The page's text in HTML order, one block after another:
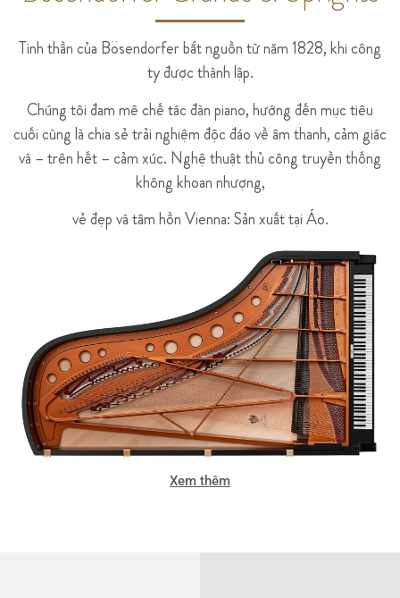
Tinh thần của Bösendorfer bắt nguồn từ năm 1828, khi công
ty được thành lập.
Chúng tôi đam mê chế tác đàn piano, hướng đến mục tiêu
cuối cùng là chia sẻ trải nghiệm độc đáo về âm thanh, cảm giác
và – trên hết – cảm xúc. Nghệ thuật thủ công truyền thống
không khoan nhượng,
vẻ đẹp và tâm hồn Vienna: Sản xuất tại Áo.
Xem thêm